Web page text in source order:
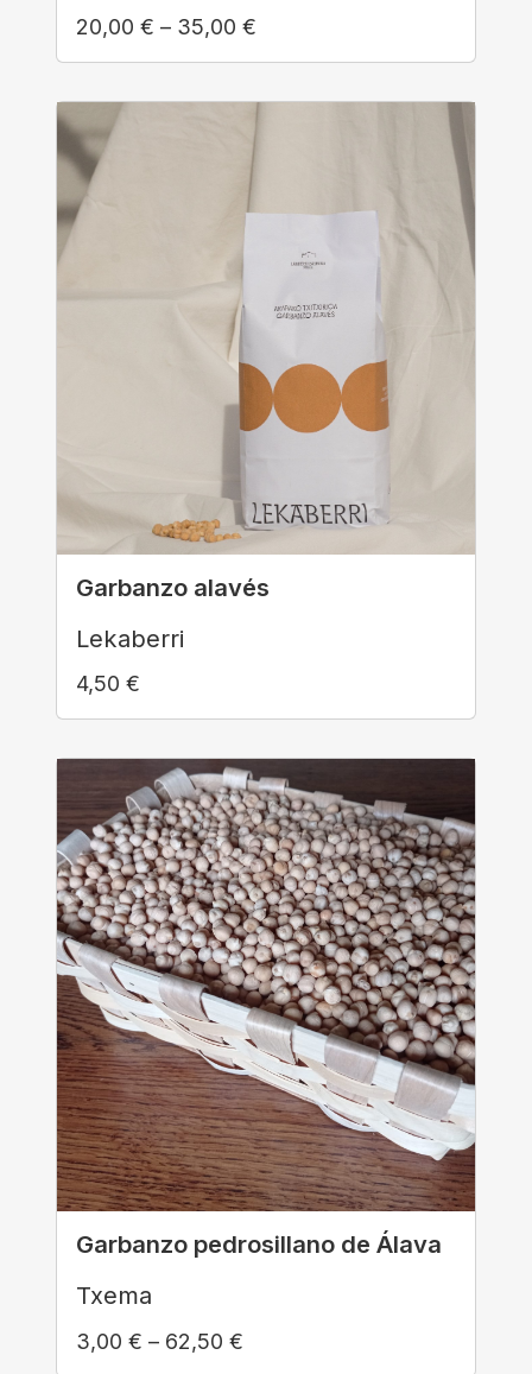
20,00€ – 35,00€
Garbanzo alavés
Lekaberri
4,50€
Garbanzo pedrosillano de Álava
Txema
3,00€ – 62,50€